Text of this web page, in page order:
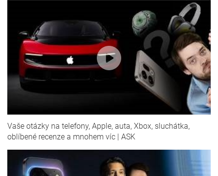
Vaše otázky na telefony, Apple, auta, Xbox, sluchátka,
oblíbené recenze a mnohem víc | ASK